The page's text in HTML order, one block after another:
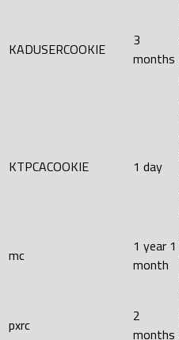
KADUSERCOOKIE
3
months
KTPCACOOKIE 1 day
mc
1 year 1
month
pxrc
2
months